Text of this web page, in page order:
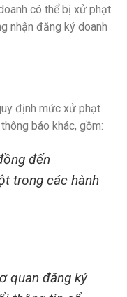
có thể bị xử phạt
nhận đăng ký doanh
định mức xử phạt
báo khác, gồm:
đến
trong các hành
quan đăng ký